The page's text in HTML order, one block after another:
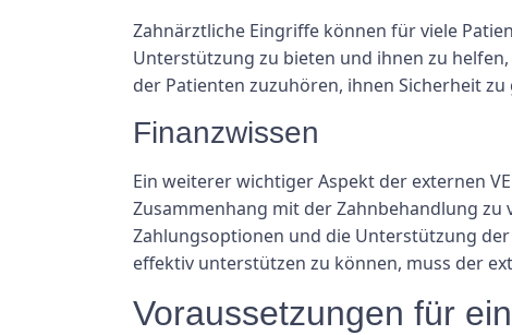
Zahnärztliche Eingriffe können für viele
Unterstützung zu bieten und ihnen zu
der Patienten zuzuhören, ihnen Sicherheit
Finanzwissen
Ein weiterer wichtiger Aspekt der externen
Zusammenhang mit der Zahnbehandlung
Zahlungsoptionen und die Unterstützung
effektiv unterstützen zu können, muss der
Voraussetzungen für